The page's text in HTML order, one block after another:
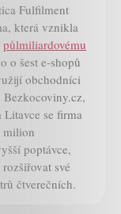
Fulfilment
která vznikla
půlmiliardovému
o šest e-shopů
obchodníci
Litavce se firma
milion
poptávce,
své
čtverečních.